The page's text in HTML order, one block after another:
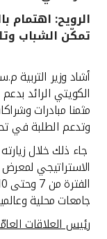
القنوات
خدمات ما
اتصل بنا
مواقع الفروع
ألمانيا
الرويح: اهتمام
تمكّن الشباب
أشاد وزير التربية
الكويتي الرائد
مثمنا مبادرات
وتدعم الطلبة في
جاء ذلك خلال
الاستراتيجي
جامعات محلية
رئيس العلاقات